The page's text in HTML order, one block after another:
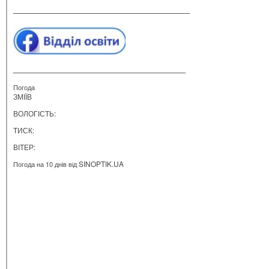
Погода
ЗМІЇВ
ВОЛОГІСТЬ:
ТИСК:
ВІТЕР:
Погода на 10 днів відSINOPTIK.UA